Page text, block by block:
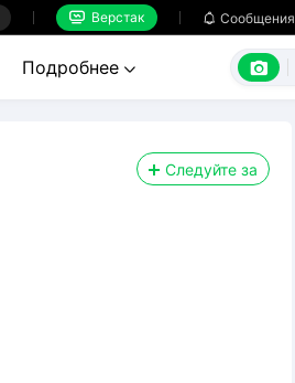
 Верстак  Сообщения
Подробнее  
Следуйте за